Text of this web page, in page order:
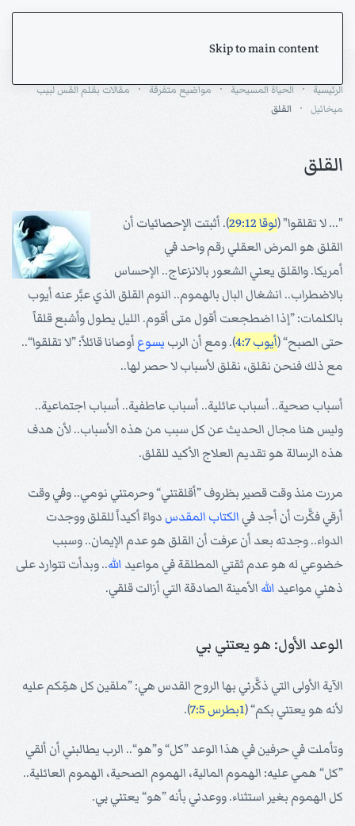
Skip to main content
الرئيسية الحياة المسيحية مواضيع متفرقة
مقالات بقلم القس لبيب
ميخائيل
القلق
القلق
"... لا تقلقوا" (لوقا 29:12
). أثبتت الإحصائيات أن
القلق هو المرض العقلي رقم واحد في
أمريكا. والقلق يعني الشعور بالانزعاج.. الإحساس
بالاضطراب.. انشغال البال بالهموم.. النوم القلق الذي عبَّر عنه أيوب
بالكلمات: ”إذا اضطجعت أقول متى أقوم. الليل يطول وأشبع قلقاً
حتى الصبح“ (أيوب 4:7 ). ومع أن الرب يسوع أوصانا قائلاً: ”لا تقلقوا“..
مع ذلك فنحن نقلق، نقلق لأسباب لا حصر لها..
أسباب صحية.. أسباب عائلية.. أسباب عاطفية.. أسباب اجتماعية..
وليس هنا مجال الحديث عن كل سبب من هذه الأسباب.. لأن هدف
هذه الرسالة هو تقديم العلاج الأكيد للقلق.
مررت منذ وقت قصير بظروف ”أقلقتني“ وحرمتني نومي.. وفي وقت
أرقي فكَّرت أن أجد في الكتاب المقدس دواءً أكيداً للقلق ووجدت
الدواء.. وجدته بعد أن عرفت أن القلق هو عدم الإيمان.. وسبب
خضوعي له هو عدم ثقتي المطلقة في مواعيد الله.. وبدأت تتوارد على
ذهني مواعيد الله الأمينة الصادقة التي أزالت قلقي.
الوعد الأول: هو يعتني بي
الآية الأولى التي ذكَّرني بها الروح القدس هي: ”ملقين كل همِّكم عليه
لأنه هو يعتني بكم“ (1بطرس 7:5 ).
وتأملت في حرفين في هذا الوعد ”كل“ و”هو“.. الرب يطالبني أن ألقي
”كل“ همي عليه: الهموم المالية، الهموم الصحية، الهموم العائلية..
كل الهموم بغير استثناء. ووعدني بأنه ”هو“ يعتني بي.